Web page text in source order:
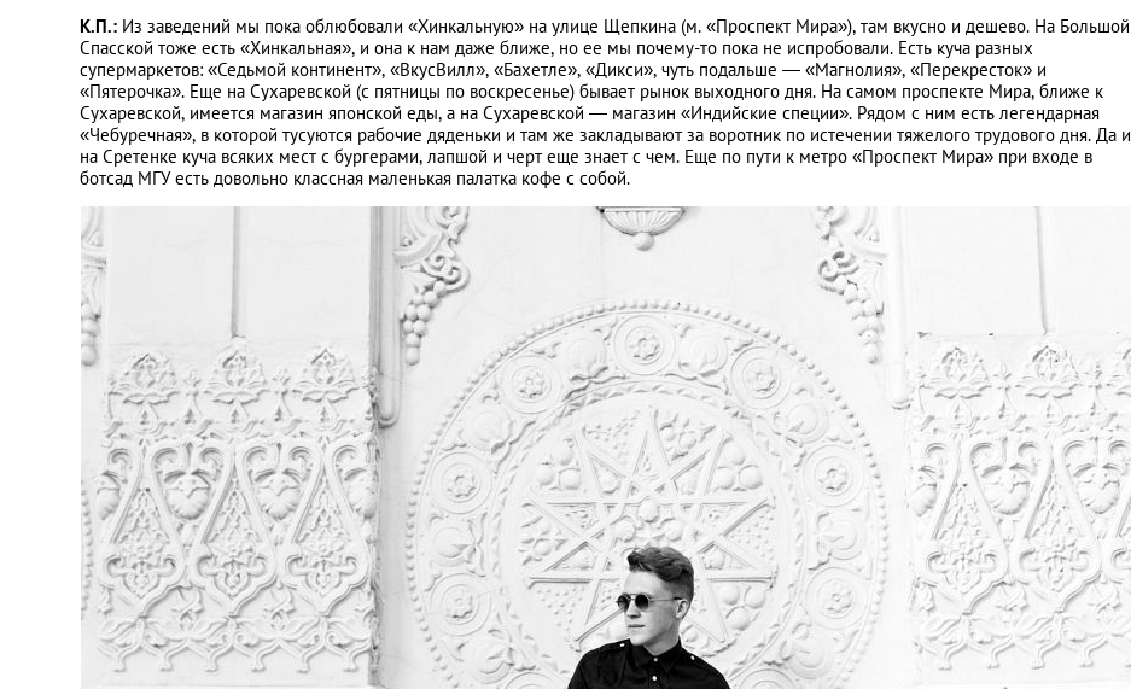
К.П.: Из заведений мы пока облюбовали «Хинкальную» на улице Щепкина (м. «Проспект Мира»), там вкусно и дешево. На Большой
Спасской тоже есть «Хинкальная», и она к нам даже ближе, но ее мы почему-то пока не испробовали. Есть куча разных
супермаркетов: «Седьмой континент», «ВкусВилл», «Бахетле», «Дикси», чуть подальше — «Магнолия», «Перекресток» и
«Пятерочка». Еще на Сухаревской (с пятницы по воскресенье) бывает рынок выходного дня. На самом проспекте Мира, ближе к
Сухаревской, имеется магазин японской еды, а на Сухаревской — магазин «Индийские специи». Рядом с ним есть легендарная
«Чебуречная», в которой тусуются рабочие дяденьки и там же закладывают за воротник по истечении тяжелого трудового дня. Да и
на Сретенке куча всяких мест с бургерами, лапшой и черт еще знает с чем. Еще по пути к метро «Проспект Мира» при входе в
ботсад МГУ есть довольно классная маленькая палатка кофе с собой.